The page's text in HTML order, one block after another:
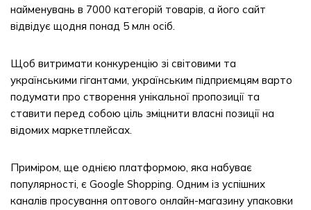
найменувань в 7000 категорій товарів, а його сайт
відвідує щодня понад 5 млн осіб.
Щоб витримати конкуренцію зі світовими та
українськими гігантами, українським підприємцям варто
подумати про створення унікальної пропозиції та
ставити перед собою ціль зміцнити власні позиції на
відомих маркетплейсах.
Приміром, ще однією платформою, яка набуває
популярності, є Google Shopping. Одним із успішних
каналів просування оптового онлайн-магазину упаковки